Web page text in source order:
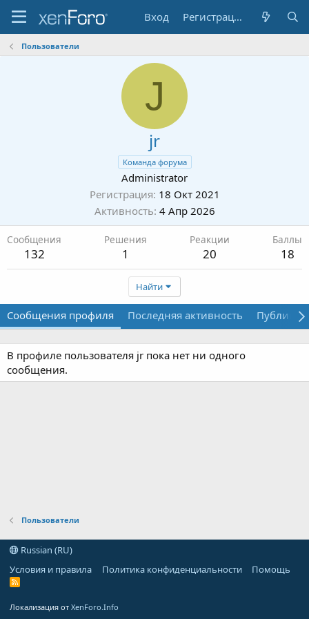
Вход Регистрация
Пользователи
J
jr
Команда форума
Administrator
Регистрация 18 Окт 2021
Активность 4 Апр 2026
Сообщения
132
Решения
1
Реакции
20
Баллы
18
Найти
Сообщения профиля Последняя активность
В профиле пользователя jr пока нет ни одного
сообщения.
Пользователи
Russian (RU)
Условия и правила
Политика конфиденциальности Помощь
R
Локализация от XenForo.Info